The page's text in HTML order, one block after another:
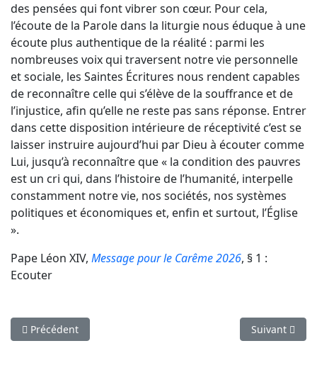
des pensées qui font vibrer son cœur. Pour cela,
l’écoute de la Parole dans la liturgie nous éduque à une
écoute plus authentique de la réalité : parmi les
nombreuses voix qui traversent notre vie personnelle
et sociale, les Saintes Écritures nous rendent capables
de reconnaître celle qui s’élève de la souffrance et de
l’injustice, afin qu’elle ne reste pas sans réponse. Entrer
dans cette disposition intérieure de réceptivité c’est se
laisser instruire aujourd’hui par Dieu à écouter comme
Lui, jusqu’à reconnaître que « la condition des pauvres
est un cri qui, dans l’histoire de l’humanité, interpelle
constamment notre vie, nos sociétés, nos systèmes
politiques et économiques et, enfin et surtout, l’Église
».
Pape Léon XIV, Message pour le Carême 2026, § 1 :
Ecouter
Article précédent : Lecture de Carême
Précédent Article
Suivant